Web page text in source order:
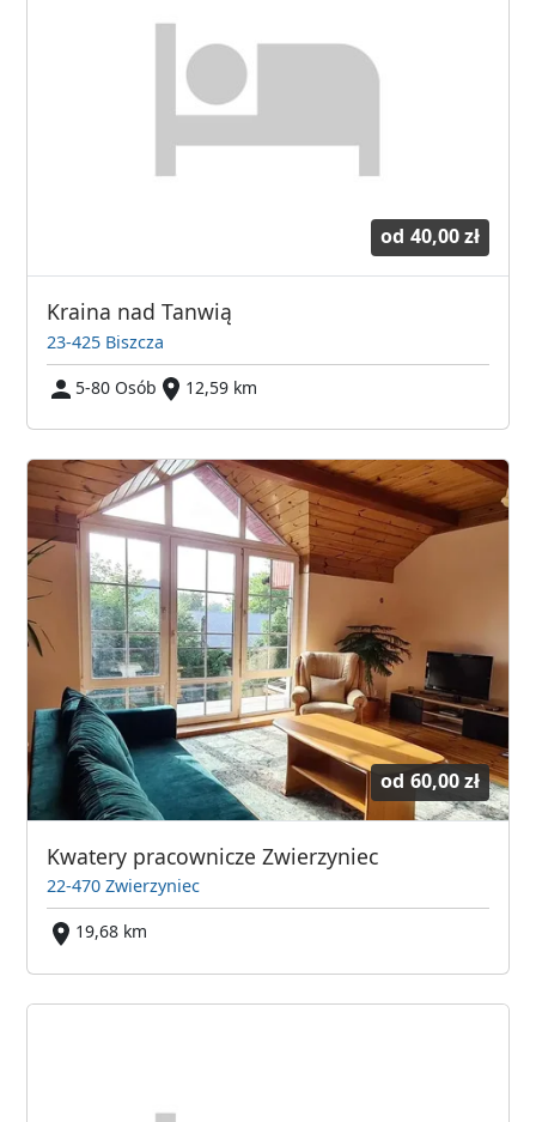
od 40,00 zł
Kraina nad Tanwią
23-425 Biszcza
5-80 Osób
12,59 km
od 60,00 zł
Kwatery pracownicze Zwierzyniec
22-470 Zwierzyniec
19,68 km